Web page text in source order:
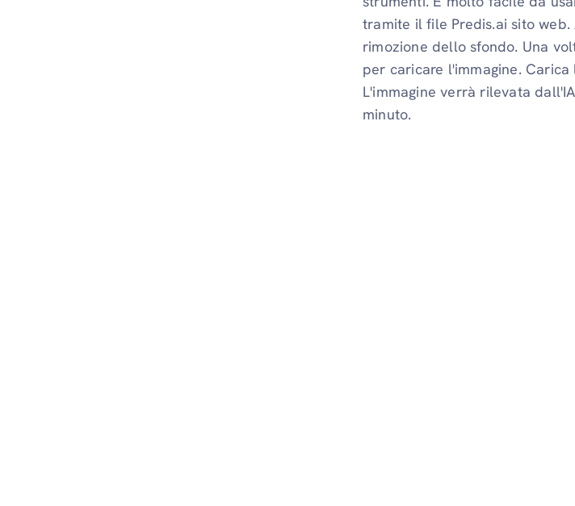
tramite il file Predis.ai sito
rimozione dello sfondo. Una
per caricare l'immagine.
L'immagine verrà rilevata
minuto.